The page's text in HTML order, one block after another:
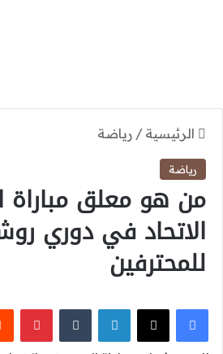
الرئيسية / رياضة
رياضة
من هو معلق مباراة
الاتحاد في دوري
للمحترفين
فيسبوك
‫X لينكدإن